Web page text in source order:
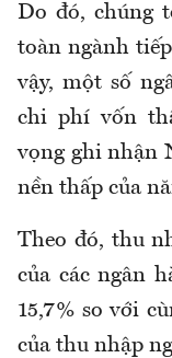
Do đó, chúng
toàn ngành
vậy, một số
chi phí vốn
vọng ghi nhận
nền thấp của
Theo đó, thu
của các ngân
15,7% so với
của thu nhập